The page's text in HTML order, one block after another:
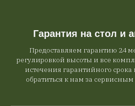
Гарантия на стол и
Предоставляем гарантию 24
регулировкой высоты и все
истечения гарантийного срока
обратиться к нам за